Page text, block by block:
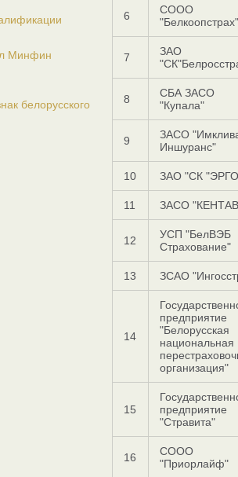
Минфин
белорусского
6
СООО
"Белкоопстрах"
7
ЗАО
8
СБА ЗАСО
"Купала"
9
ЗАСО
Иншуранс"
10 ЗАО "СК
11 ЗАСО
12
УСП "БелВЭБ
Страхование"
13 ЗСАО
14
предприятие
"Белорусская
национальная
организация"
15
предприятие
"Стравита"
16
СООО
"Приорлайф"